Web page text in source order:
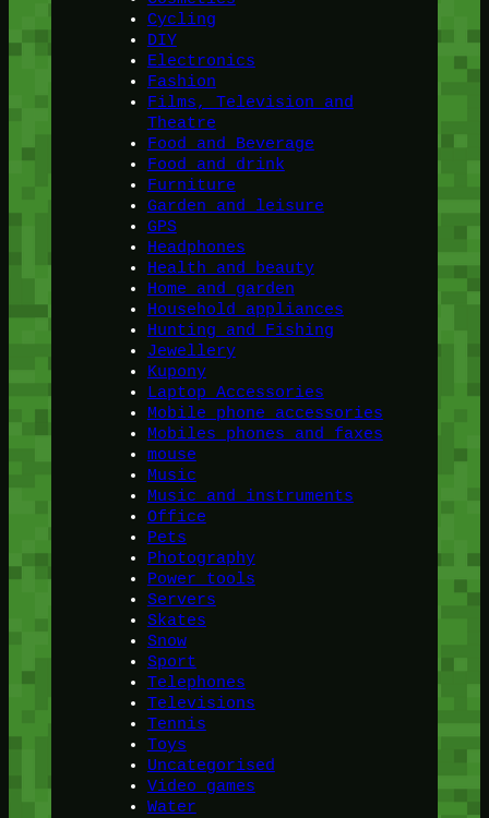
Cycling
DIY
Electronics
Fashion
Films, Television and
Theatre
Food and Beverage
Food and drink
Furniture
Garden and leisure
GPS
Headphones
Health and beauty
Home and garden
Household appliances
Hunting and Fishing
Jewellery
Kupony
Laptop Accessories
Mobile phone accessories
Mobiles phones and faxes
mouse
Music
Music and instruments
Office
Pets
Photography
Power tools
Servers
Skates
Snow
Sport
Telephones
Televisions
Tennis
Toys
Uncategorised
Video games
Water